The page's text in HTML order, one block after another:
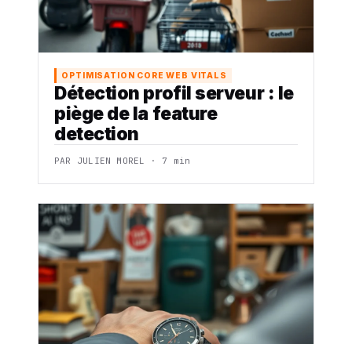
OPTIMISATION CORE WEB VITALS
Détection profil serveur : le
piège de la feature
detection
PAR JULIEN MOREL · 7 min